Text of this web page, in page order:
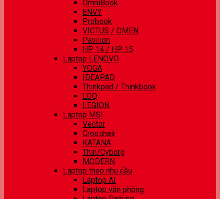
OmniBook
ENVY
Probook
VICTUS / OMEN
Pavilion
HP 14 / HP 15
Laptop LENOVO
YOGA
IDEAPAD
Thinkpad / Thinkbook
LOQ
LEGION
Laptop MSI
Vector
Crosshair
KATANA
Thin/Cyborg
MODERN
Laptop theo nhu cầu
Laptop AI
Laptop văn phòng